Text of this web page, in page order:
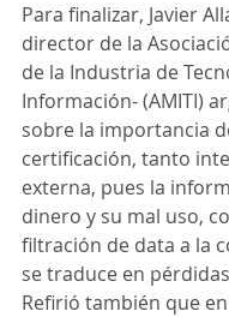
Para finalizar, Javier
director de la
de la Industria de
Información- (AMITI)
sobre la importancia
certificación, tanto
externa, pues la
dinero y su mal uso,
filtración de data a la
se traduce en
Refirió también que